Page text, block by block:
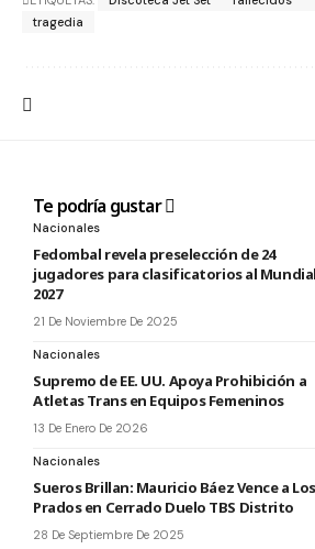
tragedia
Te podría gustar
Nacionales
Fedombal revela preselección de 24
jugadores para clasificatorios al Mundial
2027
21 De Noviembre De 2025
Nacionales
Supremo de EE. UU. Apoya Prohibición a
Atletas Trans en Equipos Femeninos
13 De Enero De 2026
Nacionales
Sueros Brillan: Mauricio Báez Vence a Los
Prados en Cerrado Duelo TBS Distrito
28 De Septiembre De 2025